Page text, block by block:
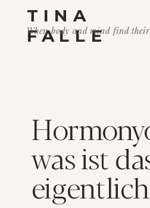
TINA
FALLE
When body and mind find
was ist